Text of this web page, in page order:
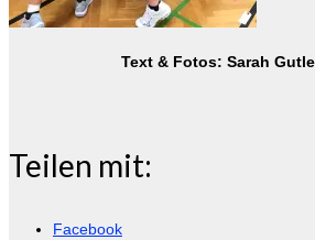
Text & Fotos: Sarah
Teilen mit:
Facebook